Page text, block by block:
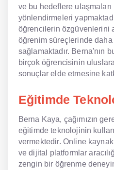
ve bu hedeflere
yönlendirmeleri
öğrencilerin özgüvenlerini
öğrenim süreçlerinde daha
sağlamaktadır. Berna'nın
birçok öğrencisinin
sonuçlar elde etmesine
Eğitimde
Berna Kaya, çağımızın
eğitimde teknolojinin
vermektedir. Online
ve dijital platformlar
zengin bir öğrenme